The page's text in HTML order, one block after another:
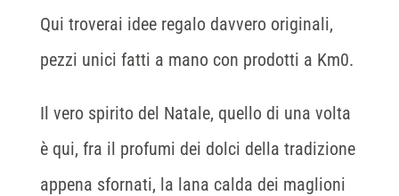
Qui troverai idee regalo davvero originali,
pezzi unici fatti a mano con prodotti a Km0.
Il vero spirito del Natale, quello di una volta
è qui, fra il profumi dei dolci della tradizione
appena sfornati, la lana calda dei maglioni